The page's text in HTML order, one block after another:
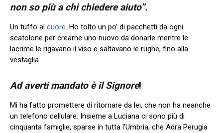
non so più a chi chiedere aiuto”.
Un tuffo al cuore. Ho tolto un po’ di pacchetti da ogni
scatolone per crearne uno nuovo da donarle mentre le
lacrime le rigavano il viso e saltavano le rughe, fino alla
vestaglia.
Ad averti mandato è il Signore!
Mi ha fatto promettere di ritornare da lei, che non ha neanche
un telefono cellulare. Insieme a Luciana ci sono più di
cinquanta famiglie, sparse in tutta l’Umbria, che Adra Perugia